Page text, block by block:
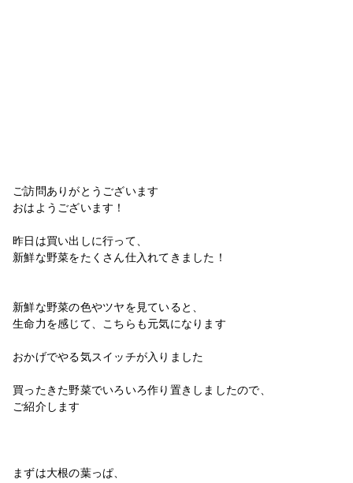
ご訪問ありがとうございます
おはようございます！
昨日は買い出しに行って、
新鮮な野菜をたくさん仕入れてきました！
新鮮な野菜の色やツヤを見ていると、
生命力を感じて、こちらも元気になります
おかげでやる気スイッチが入りました
買ったきた野菜でいろいろ作り置きしましたので、
ご紹介します
まずは大根の葉っぱ、